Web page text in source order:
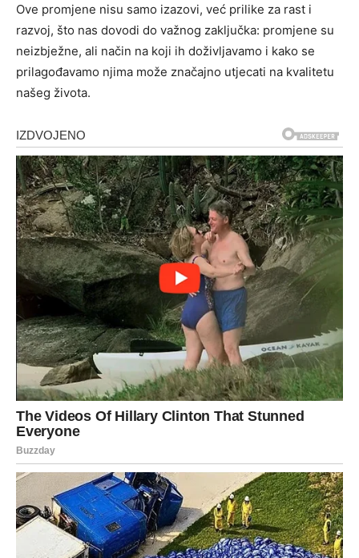
Ove promjene nisu samo izazovi, već prilike za rast i
razvoj, što nas dovodi do važnog zaključka: promjene su
neizbježne, ali način na koji ih doživljavamo i kako se
prilagođavamo njima može značajno utjecati na kvalitetu
našeg života.